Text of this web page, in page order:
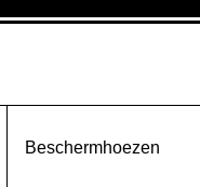
Beschermhoezen